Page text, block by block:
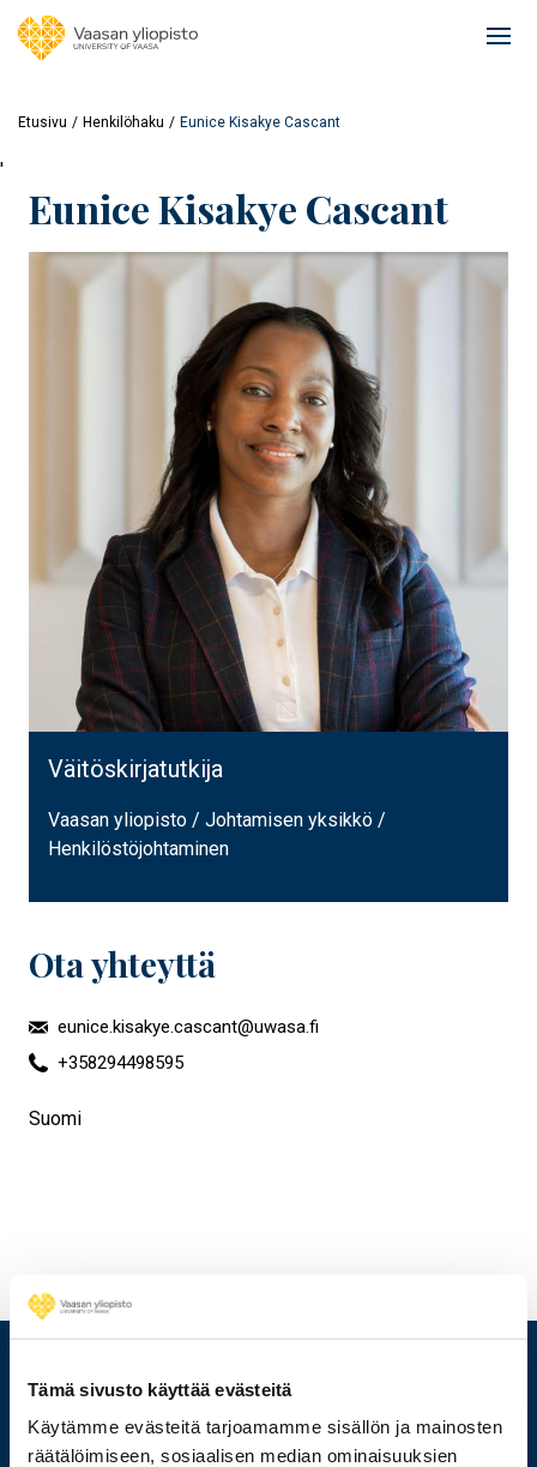
Tämä sivusto käyttää evästeitä
Käytämme evästeitä tarjoamamme sisällön ja mainosten
räätälöimiseen, sosiaalisen median ominaisuuksien
Etusivu Henkilöhaku Eunice Kisakye Cascant
'
Eunice Kisakye Cascant
Väitöskirjatutkija
Vaasan yliopisto / Johtamisen yksikkö /
Henkilöstöjohtaminen
Ota yhteyttä
eunice.kisakye.cascant@uwasa.fi
+358294498595
Suomi